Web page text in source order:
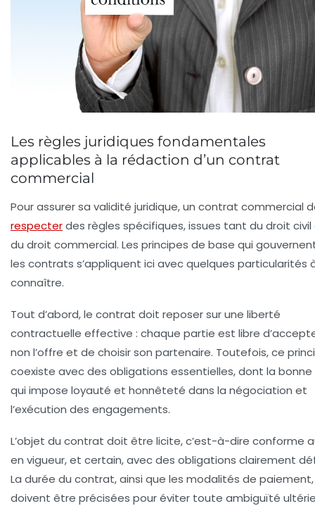
Les règles juridiques fondamentales
applicables à la rédaction d’un contrat
commercial
Pour assurer sa validité juridique, un contrat commercial
respecterdes règles spécifiques, issues tant du droit civil
du droit commercial. Les principes de base qui
les contrats s’appliquent ici avec quelques particularités
connaître.
Tout d’abord, le contrat doit reposer sur une liberté
contractuelle effective : chaque partie est libre
non l’offre et de choisir son partenaire. Toutefois, ce
coexiste avec des obligations essentielles, dont la bonne
qui impose loyauté et honnêteté dans la négociation et
l’exécution des engagements.
L’objet du contrat doit être licite, c’est-à-dire conforme
en vigueur, et certain, avec des obligations clairement
La durée du contrat, ainsi que les modalités de paiement,
doivent être précisées pour éviter toute ambiguïté